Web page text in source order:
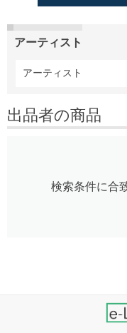
アーティスト
アーティスト
出品者の商品
検索条件に合